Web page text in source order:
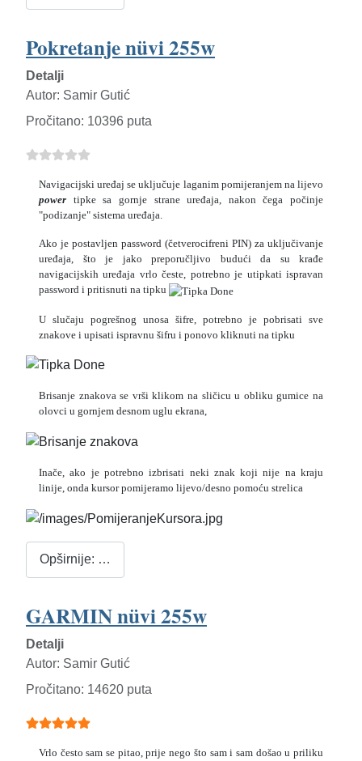
Pokretanje nüvi 255w
Detalji
Autor: Samir Gutić
Pročitano: 10396 puta
Navigacijski uređaj se uključuje laganim pomijeranjem na lijevo
power tipke sa gornje strane uređaja, nakon čega počinje
"podizanje" sistema uređaja.
Ako je postavljen password (četverocifreni PIN) za uključivanje
uređaja, što je jako preporučljivo budući da su krađe
navigacijskih uređaja vrlo česte, potrebno je utipkati ispravan
password i pritisnuti na tipku
U slučaju pogrešnog unosa šifre, potrebno je pobrisati sve
znakove i upisati ispravnu šifru i ponovo kliknuti na tipku
Brisanje znakova se vrši klikom na sličicu u obliku gumice na
olovci u gornjem desnom uglu ekrana,
Inače, ako je potrebno izbrisati neki znak koji nije na kraju
linije, onda kursor pomijeramo lijevo/desno pomoću strelica
Opširnije: …
GARMIN nüvi 255w
Detalji
Autor: Samir Gutić
Pročitano: 14620 puta
Ocjene članaka:
Vrlo često sam se pitao, prije nego što sam i sam došao u priliku